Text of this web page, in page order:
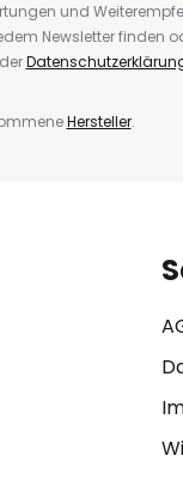
und
Newsletter finden
Hersteller.